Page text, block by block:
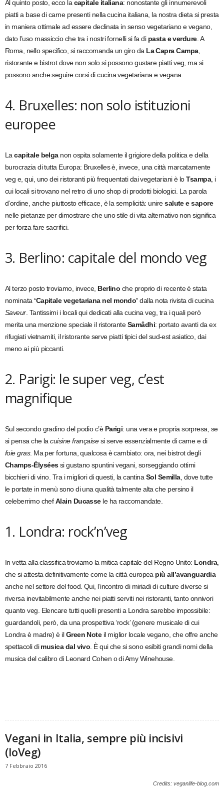
Al quinto posto, ecco lacapitale italiana: nonostante gli innumerevoli
piatti a base di carne presenti nella cucina italiana, la nostra dieta si presta
in maniera ottimale ad essere declinata in senso vegetariano e vegano,
dato l’uso massiccio che tra i nostri fornelli si fa di pasta e verdure. A
Roma, nello specifico, si raccomanda un giro da La Capra Campa,
ristorante e bistrot dove non solo si possono gustare piatti veg, ma si
possono anche seguire corsi di cucina vegetariana e vegana.
4. Bruxelles: non solo istituzioni
europee
Lacapitale belganon ospita solamente il grigiore della politica e della
burocrazia di tutta Europa: Bruxelles è, invece, una città marcatamente
veg e, qui, uno dei ristoranti più frequentati dai vegetariani è loTsampa, i
cui locali si trovano nel retro di uno shop di prodotti biologici. La parola
d’ordine, anche piuttosto efficace, è la semplicità: uniresalute e sapore
nelle pietanze per dimostrare che uno stile di vita alternativo non significa
per forza fare sacrifici.
3. Berlino: capitale del mondo veg
Al terzo posto troviamo, invece, Berlino che proprio di recente è stata
nominata ‘Capitale vegetariana nel mondo’ dalla nota rivista di cucina
Saveur. Tantissimi i locali qui dedicati alla cucina veg, tra i quali però
merita una menzione speciale il ristoranteSamâdhi: portato avanti da ex
rifugiati vietnamiti, il ristorante serve piatti tipici del sud-est asiatico, dai
meno ai più piccanti.
2. Parigi: le super veg, c’est
magnifique
Sul secondo gradino del podio c’è Parigi: una vera e propria sorpresa, se
si pensa che lacuisine françaisesi serve essenzialmente di carne e di
foie gras. Ma per fortuna, qualcosa è cambiato: ora, nei bistrot degli
Champs-Élyséessi gustano spuntini vegani, sorseggiando ottimi
bicchieri di vino. Tra i migliori di questi, la cantinaSol Semilla, dove tutte
le portate in menù sono di una qualità talmente alta che persino il
celeberrimo chefAlain Ducassele ha raccomandate.
1. Londra: rock’n’veg
In vetta alla classifica troviamo la mitica capitale del Regno Unito: Londra,
che si attesta definitivamente come la città europea più all’avanguardia
anche nel settore del food. Qui, l’incontro di miriadi di culture diverse si
riversa inevitabilmente anche nei piatti serviti nei ristoranti, tanto onnivori
quanto veg. Elencare tutti quelli presenti a Londra sarebbe impossibile:
guardandoli, però, da una prospettiva ‘rock’ (genere musicale di cui
Londra è madre) è ilGreen Noteil miglior locale vegano, che offre anche
spettacoli dimusica dal vivo. È qui che si sono esibiti grandi nomi della
musica del calibro di Leonard Cohen o di Amy Winehouse.
Vegani in Italia, sempre più incisivi
(IoVeg)
7 Febbraio 2016
Credits: veganlife-blog.com